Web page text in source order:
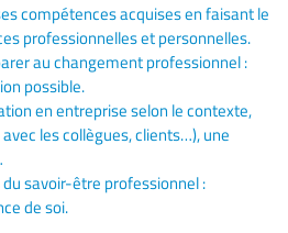
compétences acquises en faisant le
professionnelles et personnelles.
au changement professionnel :
possible.
en entreprise selon le contexte,
les collègues, clients…), une
savoir-être professionnel :
de soi.